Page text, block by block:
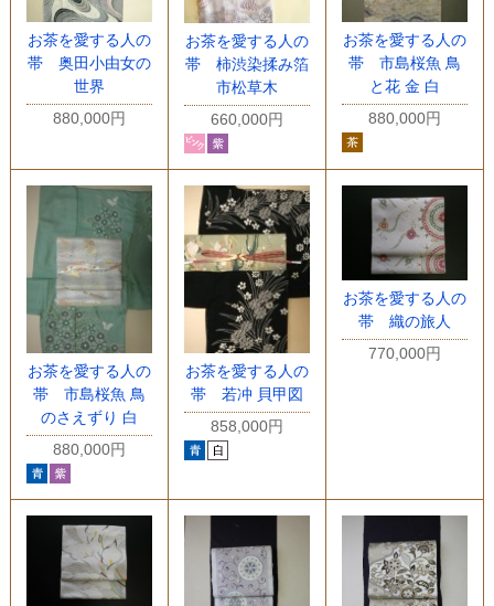
お茶を愛する人の
帯 奥田小由女の
世界
880,000円
お茶を愛する人の
帯 柿渋染揉み箔
市松草木
660,000円
お茶を愛する人の
帯 市島桜魚 鳥
と花 金 白
880,000円
お茶を愛する人の
帯 市島桜魚 鳥
のさえずり 白
880,000円
お茶を愛する人の
帯 若冲 貝甲図
858,000円
お茶を愛する人の
帯 織の旅人
770,000円